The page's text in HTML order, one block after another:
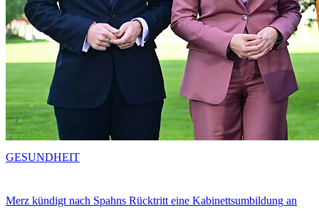
Merz kündigt nach Spahns Rücktritt eine Kabinettsumbildung an
GESUNDHEIT